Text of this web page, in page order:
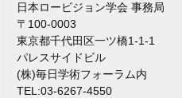
日本ロービジョン学会 事務局
〒100-0003
東京都千代田区一ツ橋1-1-1
パレスサイドビル
(株)毎日学術フォーラム内
TEL:03-6267-4550